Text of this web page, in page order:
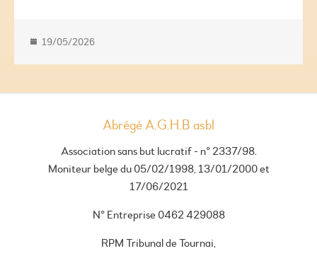
19/05/2026
Abrégé A.G.H.B asbl
Association sans but lucratif - n° 2337/98.
Moniteur belge du 05/02/1998, 13/01/2000 et
17/06/2021
N° Entreprise 0462 429088
RPM Tribunal de Tournai,